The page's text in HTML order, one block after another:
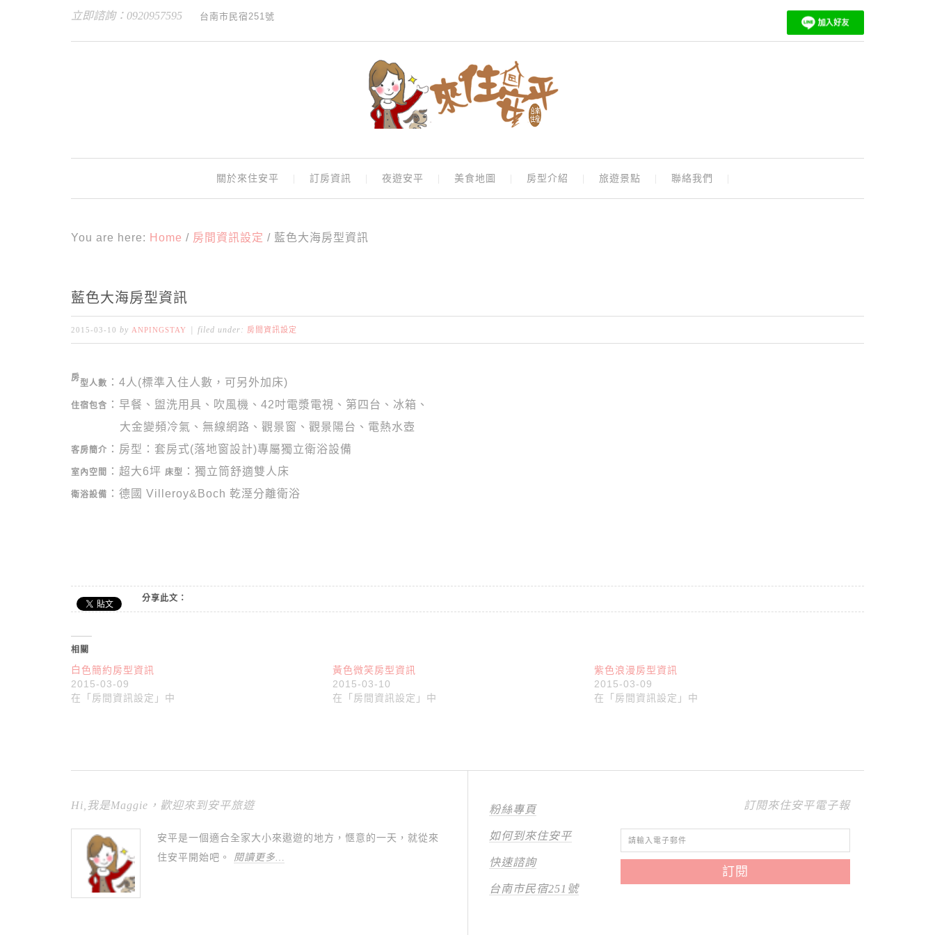
立即諮詢：0920957595 台南市民宿251號
關於來住安平 訂房資訊 夜遊安平 美食地圖 房型介紹 旅遊景點 聯絡我們
You are here: Home / 房間資訊設定 / 藍色大海房型資訊
藍色大海房型資訊
2015-03-10 by ANPINGSTAY filed under: 房間資訊設定
房
型人數 ：4人(標準入住人數， 可另外加床)
住宿包含 ：早餐、盥洗用具、吹風機、42吋電漿電視、第四台、冰箱、
大金變頻冷氣、 無線網路、觀景窗、觀景陽台、電熱水壺
客房簡介 ：房型：套房式(落地窗設計)專屬獨立衛浴設備
室內空間 ：超大6坪 床型 ：獨立筒舒適雙人床
衛浴設備 ： 德國 Villeroy&Boch 乾溼分離衛浴
分享此文：
相關
白色簡約房型資訊
2015-03-09
在「房間資訊設定」中
黃色微笑房型資訊
2015-03-10
在「房間資訊設定」中
紫色浪漫房型資訊
2015-03-09
在「房間資訊設定」中
Hi,我是Maggie，歡迎來到安平旅遊
安平是一個適合全家大小來遨遊的地方，愜意的一天，就從來
住安平開始吧。 閱讀更多…
粉絲專頁
如何到來住安平
快速諮詢
台南市民宿251號
訂閱來住安平電子報